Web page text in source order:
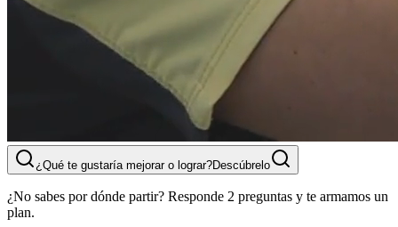
¿Qué te gustaría mejorar o lograr?Descúbrelo
¿No sabes por dónde partir? Responde 2 preguntas y te armamos un
plan.